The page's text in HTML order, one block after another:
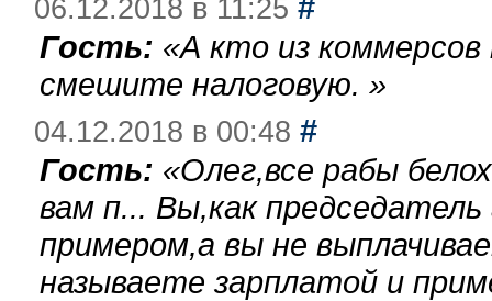
06.12.2018 в 11:25
Гость: «А кто из
смешите налоговую. »
04.12.2018 в 00:48 #
Гость: «Олег,все рабы
вам п... Вы,как
примером,а вы не
называете зарплатой и